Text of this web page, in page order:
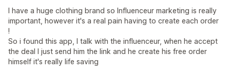
I have a huge clothing brand so Influenceur marketing is really
important, however it's a real pain having to create each order
!
So i found this app, I talk with the influenceur, when he accept
the deal I just send him the link and he create his free order
himself it's really life saving